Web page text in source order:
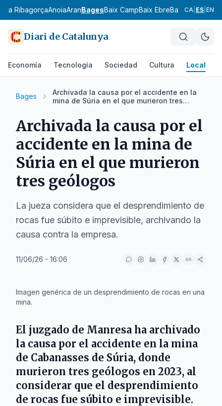
Alta RibagorçaAnoiaAranBagesBaix CampBaix EbreBaix Empordà
CA ES EN
Diari de Catalunya
Economía Tecnología Sociedad Cultura Local
Bages
Archivada la causa por el accidente en la
mina de Súria en el que murieron tres
Archivada la causa por el
accidente en la mina de
Súria en el que murieron
tres geólogos
La jueza considera que el desprendimiento de
rocas fue súbito e imprevisible, archivando la
causa contra la empresa.
11/06/26 - 16:06
Imagen genérica de un desprendimiento de rocas en una
mina.
El juzgado de Manresa ha archivado
la causa por el accidente en la mina
de Cabanasses de Súria, donde
murieron tres geólogos en 2023, al
considerar que el desprendimiento
de rocas fue súbito e imprevisible.